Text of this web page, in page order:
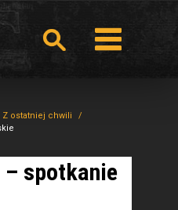
Z ostatniej chwili
– spotkanie